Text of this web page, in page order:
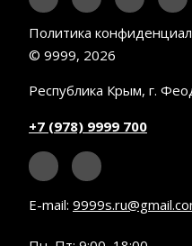
Политика
© 9999, 2026
Республика Крым, г.
+7 (978) 9999 700
E-mail: